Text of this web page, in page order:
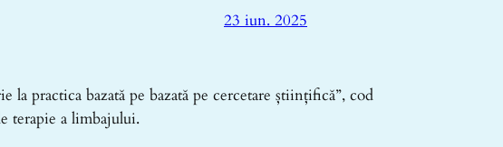
23 iun. 2025
practica bazată pe bazată pe cercetare științifică”, cod
terapie a limbajului.